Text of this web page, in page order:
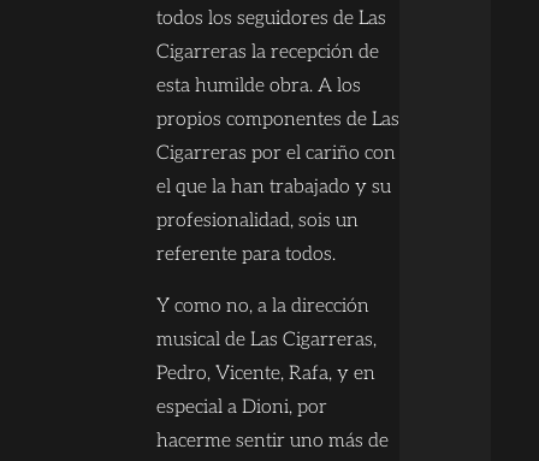
todos los seguidores de Las
Cigarreras la recepción de
esta humilde obra. A los
propios componentes de Las
Cigarreras por el cariño con
el que la han trabajado y su
profesionalidad, sois un
referente para todos.
Y como no, a la dirección
musical de Las Cigarreras,
Pedro, Vicente, Rafa, y en
especial a Dioni, por
hacerme sentir uno más de